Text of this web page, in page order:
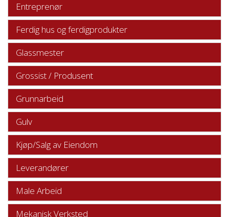
Entreprenør
Ferdig hus og ferdigprodukter
Glassmester
Grossist / Produsent
Grunnarbeid
Gulv
Kjøp/Salg av Eiendom
Leverandører
Male Arbeid
Mekanisk Verksted